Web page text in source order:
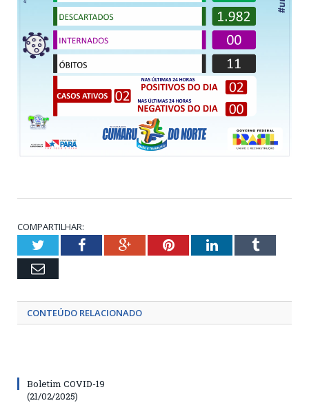
COMPARTILHAR:
TwitterFacebookGoogle+PinterestLinkedInTumblr
Email
CONTEÚDO RELACIONADO
Boletim COVID-19
(21/02/2025)